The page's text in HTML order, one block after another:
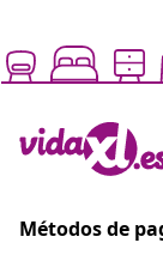
Métodos de